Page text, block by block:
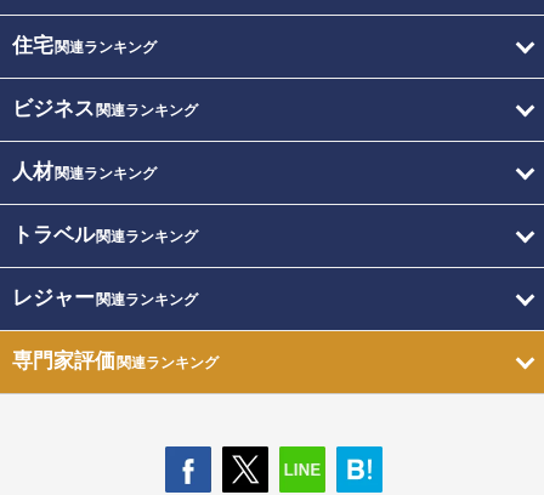
住宅関連ランキング
ビジネス 関連ランキング
人材関連ランキング
トラベル関連ランキング
レジャー関連ランキング
専門家評価関連ランキング